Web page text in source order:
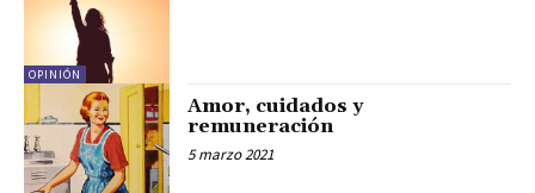
OPINIÓN
Amor, cuidados y
remuneración
5 marzo 2021